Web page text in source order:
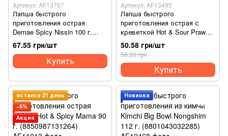
Артикул: AF13767
Лапша быстрого
приготовления острая
Demae Spicy Nissin 100 г.
(8712429361106)
67.55 грн/шт
Купить
Артикул: AF13495
Лапша быстрого
приготовления острая с
креветкой Hot & Sour Prawn
Hot Pot Cung Dinh 85 г.
(8936010680555)
50.58 грн/шт
56.20 грн
Купить
остался 21 день
−5%
Акция
Новинка